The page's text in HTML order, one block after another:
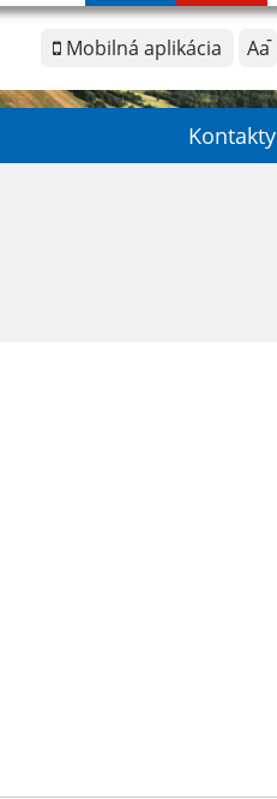
Mobilná aplikácia Aa
Kontakty